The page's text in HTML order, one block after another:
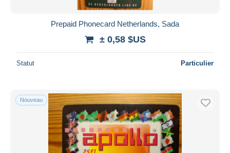
Prepaid Phonecard Netherlands, Sada
± 0,58 $US
Statut Particulier
Nouveau